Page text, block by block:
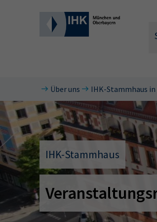
Über uns IHK-Stammhaus in
IHK-Stammhaus